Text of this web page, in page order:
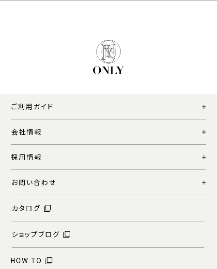
ご利用ガイド
会社情報
採用情報
お問い合わせ
カタログ
ショップブログ
HOW TO